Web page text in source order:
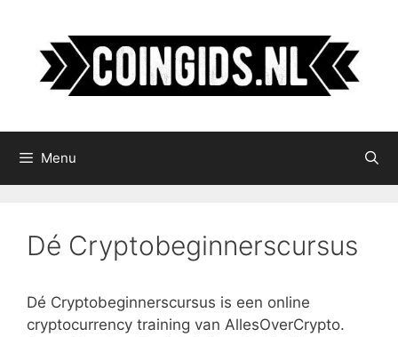
inhoud
Menu
Dé Cryptobeginnerscursus
Dé Cryptobeginnerscursus is een online
cryptocurrency training van AllesOverCrypto.